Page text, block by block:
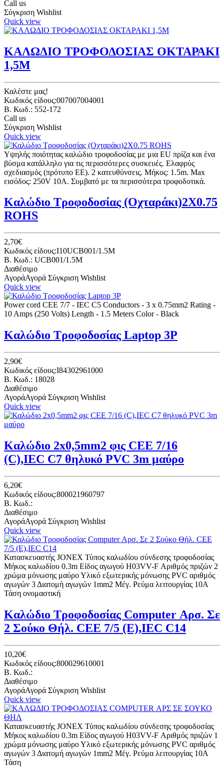
Call us
Σύγκριση Wishlist
Quick view
ΚΑΛΩΔΙΟ ΤΡΟΦΟΔΟΣΙΑΣ ΟΚΤΑΡΑΚΙ
1,5Μ
Καλέστε μας!
Κωδικός είδους:007007004001
B. Κωδ.: 552-172
Call us
Σύγκριση Wishlist
Quick view
Υψηλής ποιότητας καλώδιο τροφοδοσίας με μια EU πρίζα και ένα
βύσμα κατάλληλο για τις περισσότερες συσκευές. Ελαφρύς
σχεδιασμός (πρότυπο ΕΕ). 2 κατευθύνσεις. Μήκος: 1.5m. Max
εισόδος: 250V 10A. Συμβατό με τα περισσότερα τροφοδοτικά.
Καλώδιο Τροφοδοσίας (Οχταράκι)2Χ0.75
ROHS
2,70€
Κωδικός είδους:I10UCB001/1.5M
B. Κωδ.: UCB001/1.5M
Διαθέσιμο
ΑγοράΑγορά Σύγκριση Wishlist
Quick view
Power cord CEE 7/7 - IEC C5 Conductors - 3 x 0.75mm2 Rating -
10 Amps (250 Volts) Length - 1.5 Meters Color - Black
Καλώδιο Τροφοδοσίας Laptop 3P
2,90€
Κωδικός είδους:I84302961000
B. Κωδ.: 18028
Διαθέσιμο
ΑγοράΑγορά Σύγκριση Wishlist
Quick view
Καλώδιο 2x0,5mm2 φις CEE 7/16
(C),IEC C7 θηλυκό PVC 3m μαύρο
6,20€
Κωδικός είδους:800021960797
B. Κωδ.:
Διαθέσιμο
ΑγοράΑγορά Σύγκριση Wishlist
Quick view
Κατασκευαστής JONEX Τύπος καλωδίου σύνδεσης τροφοδοσίας
Μήκος καλωδίου 0.3m Είδος αγωγού H03VV-F Αριθμός πριζών 2
χρώμα μόνωσης μαύρο Υλικό εξωτερικής μόνωσης PVC αριθμός
αγωγών 3 Διατομή αγωγών 1mm2 Μέγ. Ρεύμα λειτουργίας 10A
Τάση ονομαστική
Καλώδιο Τροφοδοσίας Computer Αρσ. Σε
2 Σούκο Θήλ. CEE 7/5 (E),IEC C14
10,20€
Κωδικός είδους:800029610001
B. Κωδ.:
Διαθέσιμο
ΑγοράΑγορά Σύγκριση Wishlist
Quick view
Κατασκευαστής JONEX Τύπος καλωδίου σύνδεσης τροφοδοσίας
Μήκος καλωδίου 0.3m Είδος αγωγού H03VV-F Αριθμός πριζών 1
χρώμα μόνωσης μαύρο Υλικό εξωτερικής μόνωσης PVC αριθμός
αγωγών 3 Διατομή αγωγών 1mm2 Μέγ. Ρεύμα λειτουργίας 10A
Τάση